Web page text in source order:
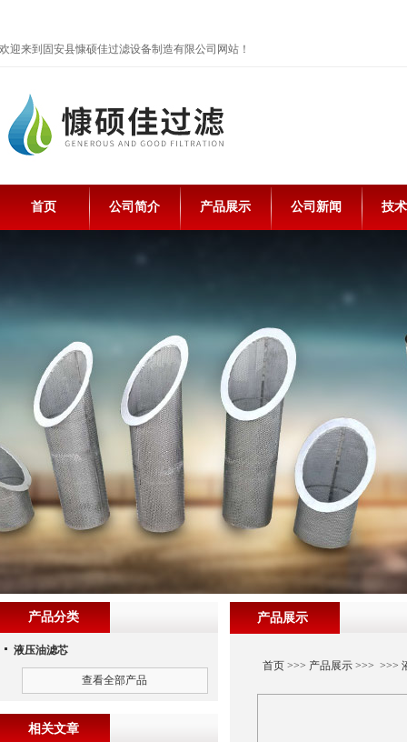
欢迎来到固安县慷硕佳过滤设备制造有限公司网站！
首页 公司简介 产品展示 公司新闻 技
产品展示
首页>>> 产品展示>>> >>>
产品分类
液压油滤芯
查看全部产品
相关文章